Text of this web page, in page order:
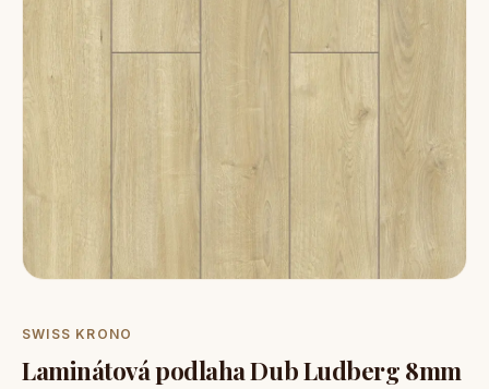
SWISS KRONO
Laminátová podlaha Dub Ludberg 8mm